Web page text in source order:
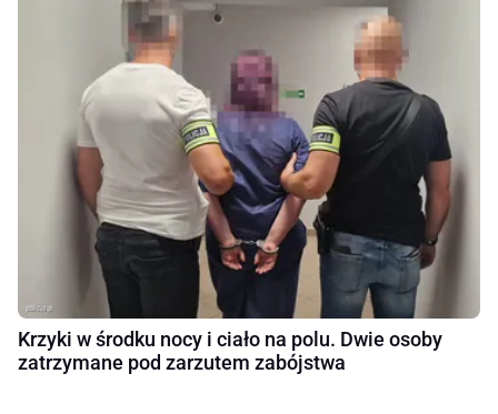
Krzyki w środku nocy i ciało na polu. Dwie osoby
zatrzymane pod zarzutem zabójstwa